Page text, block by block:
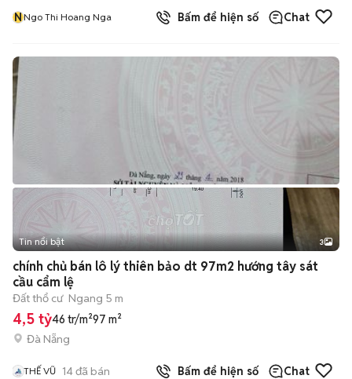
NNgo Thi Hoang Nga Bấm để hiện số Chat
Tin nổi bật 3
chính chủ bán lô lý thiên bảo dt 97m2 hướng tây sát
cầu cẩm lệ
Đất thổ cư Ngang 5 m
4,5 tỷ46 tr/m²97 m²
Đà Nẵng
THẾ VŨ 14đã bán Bấm để hiện số Chat